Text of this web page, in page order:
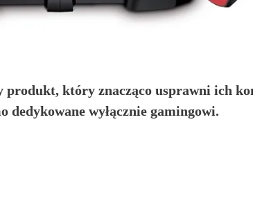
który znacząco usprawni ich
dedykowane wyłącznie gamingowi.